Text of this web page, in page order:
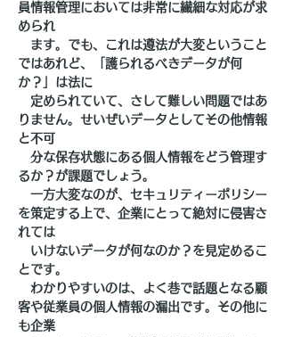
員情報管理においては非常に繊細な対応が求
められ
ます。でも、これは遵法が大変ということ
ではあれど、「護られるべきデータが何
か？」は法に
定められていて、さして難しい問題ではあ
りません。せいぜいデータとしてその他情報
と不可
分な保存状態にある個人情報をどう管理す
るか？が課題でしょう。
一方大変なのが、セキュリティーポリシー
を策定する上で、企業にとって絶対に侵害さ
れては
いけないデータが何なのか？を見定めるこ
とです。
わかりやすいのは、よく巷で話題となる顧
客や従業員の個人情報の漏出です。その他に
も企業